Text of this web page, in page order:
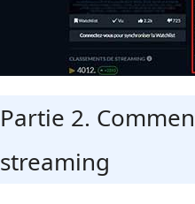
Partie 2.
streaming